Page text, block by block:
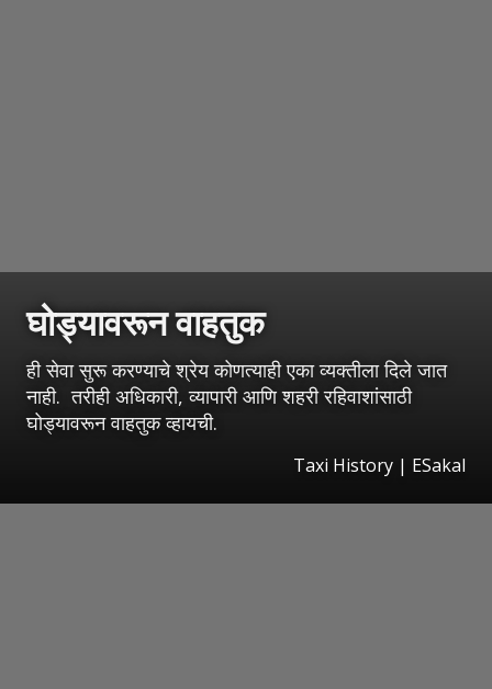
घोड्यावरून वाहतुक
ही सेवा सुरू करण्याचे श्रेय कोणत्याही एका व्यक्तीला दिले जात
नाही. तरीही अधिकारी, व्यापारी आणि शहरी रहिवाशांसाठी
घोड्यावरून वाहतुक व्हायची.
Taxi History | ESakal